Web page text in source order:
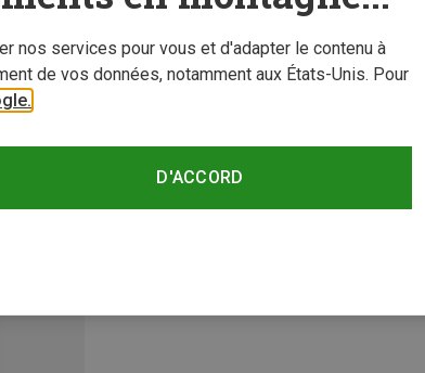
nos services pour vous et d'adapter le contenu à
de vos données, notamment aux États-Unis. Pour
D'ACCORD